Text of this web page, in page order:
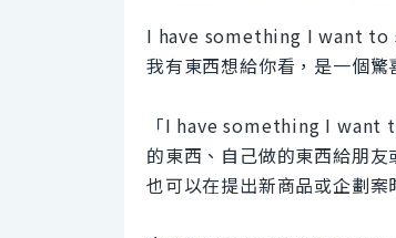
I have something I want
我有東西想給你看，是一個驚
「I have something I want
的東西、自己做的東西給朋
也可以在提出新商品或企劃案